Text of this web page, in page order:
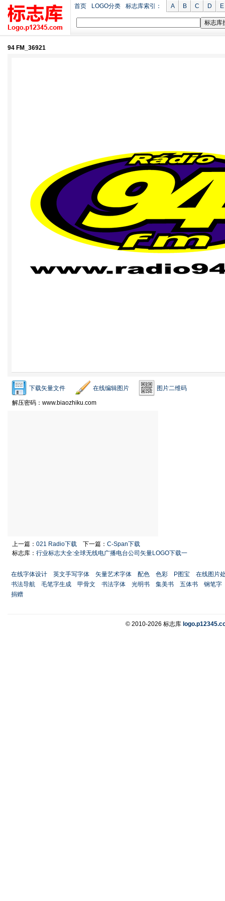
首页 LOGO分类 标志库索引： A B C D E
94 FM_36921
下载矢量文件 在线编辑图片 图片二维码
解压密码：www.biaozhiku.com
上一篇： 021 Radio下载 下一篇： C-Span下载
标志库： 行业标志大全:全球无线电广播电台公司矢量LOGO下载一
在线字体设计 英文手写字体 矢量艺术字体 配色 色彩 P图宝
在线图片
书法导航
毛笔字生成 甲骨文 书法字体 光明书 集美书 五体书
钢笔字
捐赠
© 2010-2026 标志库